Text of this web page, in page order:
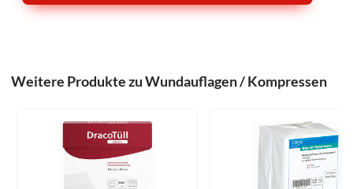
Weitere Produkte zu Wundauflagen / Kompressen